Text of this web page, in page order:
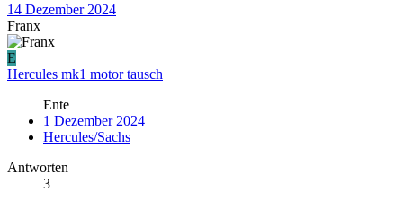
14 Dezember 2024
Franx
E
Hercules mk1 motor tausch
Ente
1 Dezember 2024
Hercules/Sachs
Antworten
3